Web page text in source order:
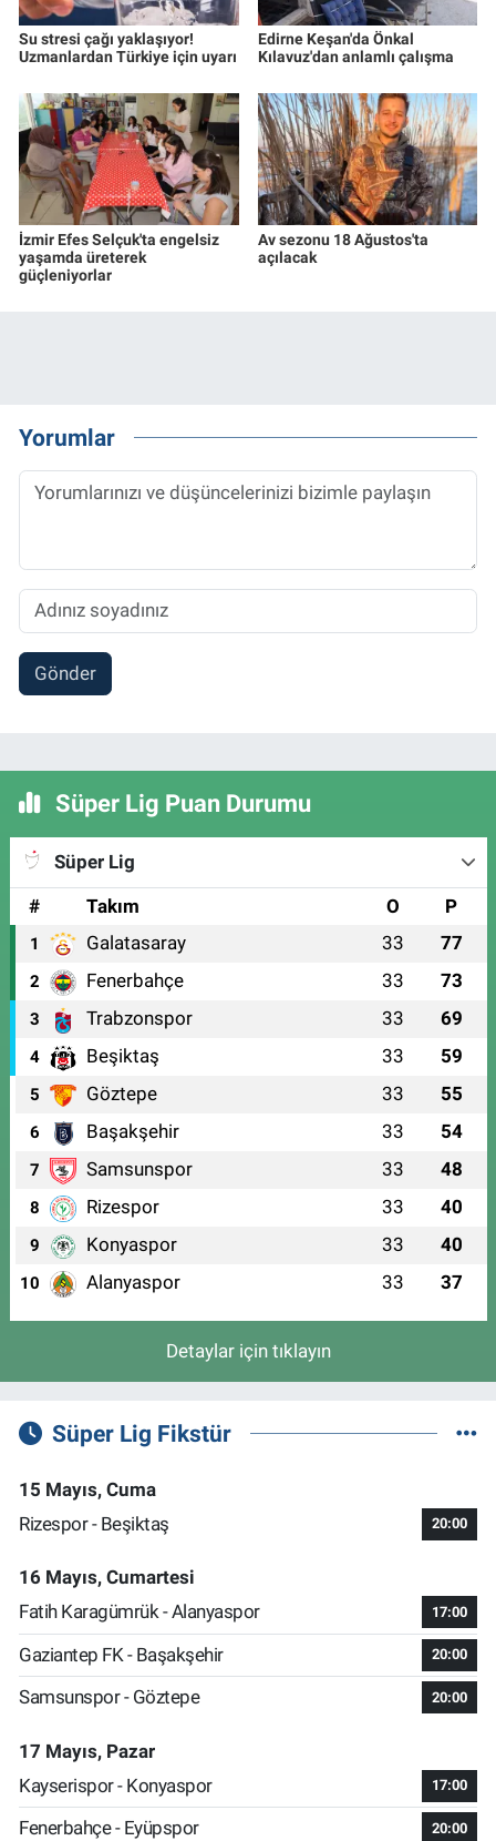
Su stresi çağı yaklaşıyor!
Uzmanlardan Türkiye için uyarı
Edirne Keşan'da Önkal
Kılavuz'dan anlamlı çalışma
İzmir Efes Selçuk'ta engelsiz
yaşamda üreterek
güçleniyorlar
Av sezonu 18 Ağustos'ta
açılacak
Yorumlar
Gönder
Süper Lig Puan Durumu
Süper Lig
#
Takım O P
1 Galatasaray 33 77
2 Fenerbahçe 33 73
3 Trabzonspor 33 69
4 Beşiktaş 33 59
5 Göztepe 33 55
6 Başakşehir 33 54
7 Samsunspor 33 48
8 Rizespor 33 40
9 Konyaspor 33 40
10 Alanyaspor 33 37
Detaylar için tıklayın
Süper Lig Fikstür
15 Mayıs, Cuma
Rizespor - Beşiktaş
20:00
16 Mayıs, Cumartesi
Fatih Karagümrük - Alanyaspor
17:00
Gaziantep FK - Başakşehir 20:00
Samsunspor - Göztepe 20:00
17 Mayıs, Pazar
Kayserispor - Konyaspor
17:00
Fenerbahçe - Eyüpspor 20:00